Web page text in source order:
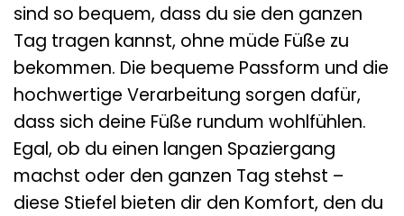
sind so bequem, dass du sie den ganzen
Tag tragen kannst, ohne müde Füße zu
bekommen. Die bequeme Passform und die
hochwertige Verarbeitung sorgen dafür,
dass sich deine Füße rundum wohlfühlen.
Egal, ob du einen langen Spaziergang
machst oder den ganzen Tag stehst –
diese Stiefel bieten dir den Komfort, den du